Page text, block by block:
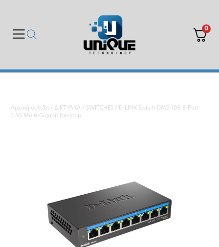
0
Αρχική σελίδα /ΔΙΚΤΥΑΚΑ / SWITCHES / D-LINK Switch DMS-108 8-Port
2.5G Multi-Gigabit Desktop